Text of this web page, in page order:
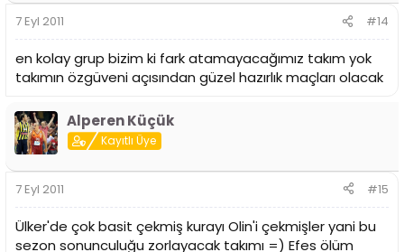
7 Eyl 2011 #14
en kolay grup bizim ki fark atamayacağımız takım yok
takımın özgüveni açısından güzel hazırlık maçları olacak
Alperen Küçük
Kayıtlı Üye
7 Eyl 2011 #15
Ülker'de çok basit çekmiş kurayı Olin'i çekmişler yani bu
sezon sonunculuğu zorlayacak takımı =) Efes ölüm